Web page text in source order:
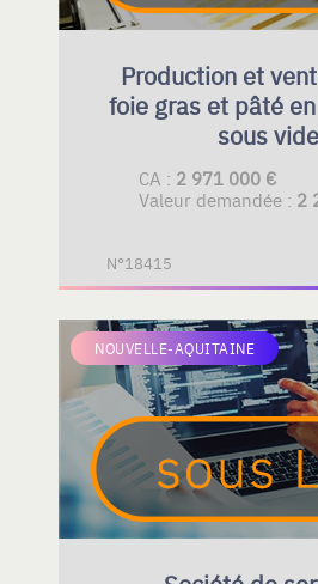
Production et
foie gras et pâté
sous vide
CA : 2 971 000 €
Valeur demandée : 2
N°18415
NOUVELLE-AQUITAINE